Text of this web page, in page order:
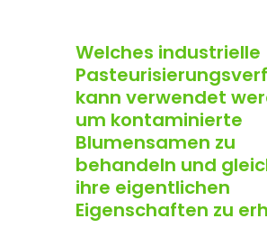
Welches industrielle
kann verwendet
um kontaminierte
Blumensamen zu
behandeln und
ihre eigentlichen
Eigenschaften zu